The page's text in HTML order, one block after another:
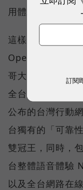
用體驗。
這樣的轉變，也
Opensignal 公
哥大不僅率先奪
全台 No.1 」國
公布的台灣行動
台獨有的「可靠
雙冠王，同時，
台整體語音體驗
以及全台網路在
訂閱